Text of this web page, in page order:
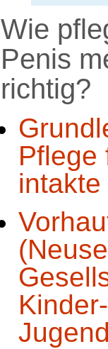
Wie
Penis
richtig?
Pflege